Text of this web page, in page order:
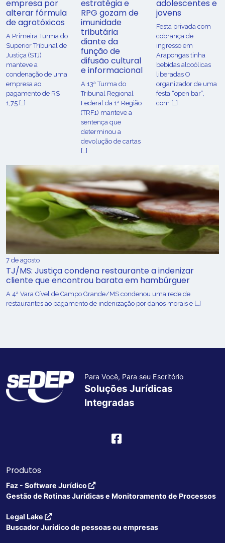
empresa por
alterar fórmula
de agrotóxicos
​A Primeira Turma do
Superior Tribunal de
Justiça (STJ)
manteve a
condenação de uma
empresa ao
pagamento de R$
1,75 […]
estratégia e
RPG gozam de
imunidade
tributária
diante da
função de
difusão cultural
e informacional
A 13ª Turma do
Tribunal Regional
Federal da 1ª Região
(TRF1) manteve a
sentença que
determinou a
devolução de cartas
[…]
adolescentes e
jovens
Festa privada com
cobrança de
ingresso em
Arapongas tinha
bebidas alcoólicas
liberadas O
organizador de uma
festa “open bar”,
com […]
7 de agosto
TJ/MS: Justiça condena restaurante a indenizar
cliente que encontrou barata em hambúrguer
A 4ª Vara Cível de Campo Grande/MS condenou uma rede de
restaurantes ao pagamento de indenização por danos morais e […]
Para Você, Para seu Escritório
Soluções Jurídicas
Integradas
Produtos
Faz - Software Jurídico
Gestão de Rotinas Jurídicas e Monitoramento de Processos
Legal Lake
Buscador Jurídico de pessoas ou empresas